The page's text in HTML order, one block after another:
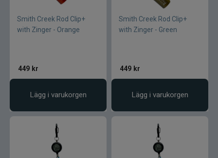
Smith Creek Rod Clip+
with Zinger - Orange
449 kr
Lägg i varukorgen
Smith Creek Rod Clip+
with Zinger - Green
449 kr
Lägg i varukorgen